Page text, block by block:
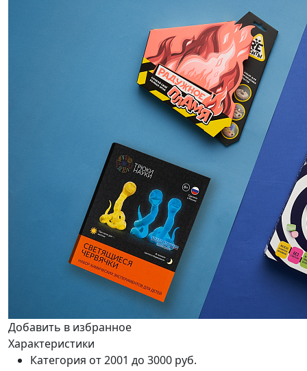
Добавить в избранное
Характеристики
Категория от 2001 до 3000 руб.